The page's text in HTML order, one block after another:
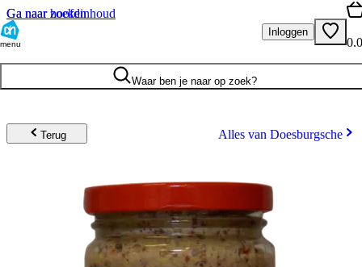
Ga naar hoofdinhoud
Ga naar zoeken
menu
Inloggen
Waar ben je naar op zoek?
Terug Alles van Doesburgsche